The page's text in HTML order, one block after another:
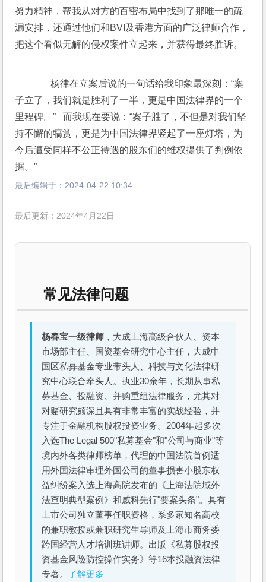
努力精神，帮我从对方的百密布局中找到了那唯一的疏
漏安排，还通过他们和BVI及香港方面的广泛律师合作，
把这个看似无解的侵权案件立起来，并获得最终胜诉。
杨律在立案后说的一句话给我印象最深刻：“案
子立了，我们就是胜利了一半，更是中国法律界的一个
里程碑。”   而我现在要说：“案子胜了，不但是对我们坚
持不懈的犒赏，更是为中国法律界竖起了一座灯塔，为
今后遭受同样不公正待遇的股东们的维权提供了判例依
据。”
最后编辑于： 2024-04-22 10:34
最后更新：2024年4月22日
常见法律问题
杨春宝一级律师 ，大成上海高级合伙人、资本
市场部主任、国资基金研究中心主任，大成中
国区私募基金专业带头人、科技与文化法律研
究中心联合牵头人。执业30余年，长期从事私
募基金、投融资、并购重组法律服务，尤其对
对赌研究颇深且具有非常丰富的实战经验，并
专注于金融机构股权投资业务。2004年起多次
入选The Legal 500"私募基金"和"公司与商业"等
境内外各类律师榜单，代理的中国法院首例适
用外国法律审理外国公司的董事损害小股东权
益纠纷案入选上海高院发布的《上海法院域外
法查明典型案例》和威科先行"要案头条"。具有
上市公司独立董事任职资格，系多家知名高校
的兼职教授或兼职研究生导师及上海市商务委
跨国经营人才培训班讲师。出版《私募股权投
资基金风险防控操作实务》等16本投融资法律
专著。 了解更多